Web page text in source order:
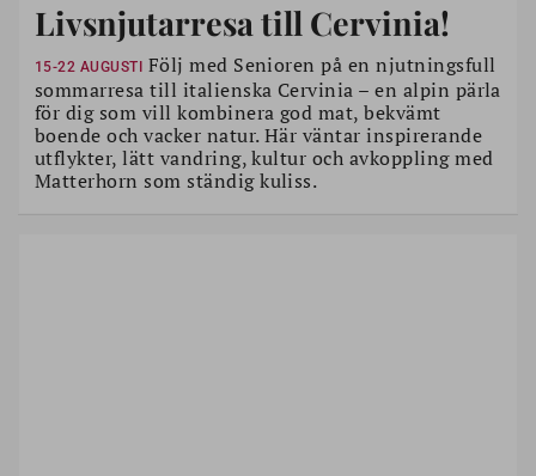
Livsnjutarresa till Cervinia!
15-22 AUGUSTI Följ med Senioren på en njutningsfull
sommarresa till italienska Cervinia – en alpin pärla
för dig som vill kombinera god mat, bekvämt
boende och vacker natur. Här väntar inspirerande
utflykter, lätt vandring, kultur och avkoppling med
Matterhorn som ständig kuliss.